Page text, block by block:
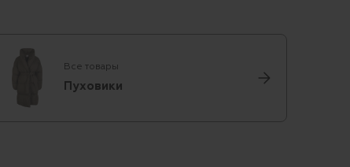
Все товары
Пуховики